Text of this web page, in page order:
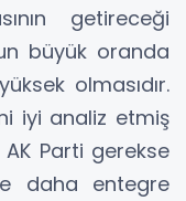
getireceği
büyük oranda
olmasıdır.
iyi analiz etmiş
Parti gerekse
daha entegre